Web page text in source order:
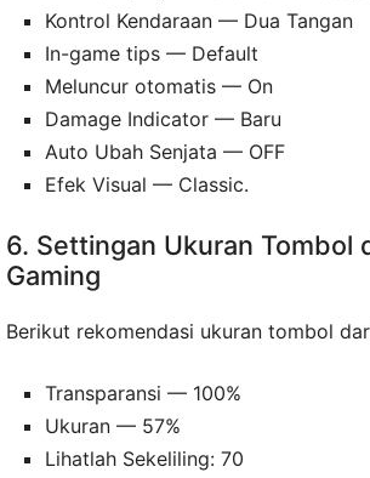
Kontrol Kendaraan — Dua Tangan
In-game tips — Default
Meluncur otomatis — On
Damage Indicator — Baru
Auto Ubah Senjata — OFF
Efek Visual — Classic.
6. Settingan Ukuran Tombol
Gaming
Berikut rekomendasi ukuran tombol
Transparansi — 100%
Ukuran — 57%
Lihatlah Sekeliling: 70